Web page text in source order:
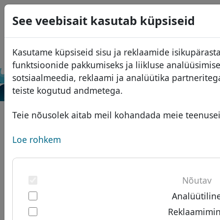
See veebisait kasutab küpsiseid
Kasutame küpsiseid sisu ja reklaamide
funktsioonide pakkumiseks ja liikluse
sotsiaalmeedia, reklaami ja analüütika
teiste kogutud andmetega.
Teie nõusolek aitab meil kohandada meie
Loe rohkem
Nõutav
Domeenid
Domeeni andmebaas
Aafrika domeenid
Lähis-Ida domeenid
Põhja-Ameerika domeenid
Hinnakiri
Otsi
DNS majutus
WHOIS
Blogi
USD
EUR
GBP
Español
Français
Italiano
Română
Otsi